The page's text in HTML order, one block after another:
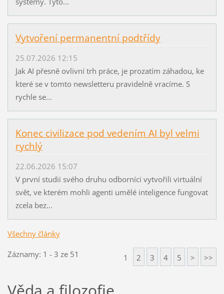
Vytvoření permanentní podtřídy
25.07.2026 12:15
Jak AI přesně ovlivní trh práce, je prozatím záhadou, ke
které se v tomto newsletteru pravidelně vracíme. S
rychle se...
Konec civilizace pod vedením AI byl velmi
rychlý
22.06.2026 15:07
V první studii svého druhu odborníci vytvořili virtuální
svět, ve kterém mohli agenti umělé inteligence fungovat
zcela bez...
Všechny články
Záznamy: 1 - 3 ze 51 1 2 3 4 5 > >>